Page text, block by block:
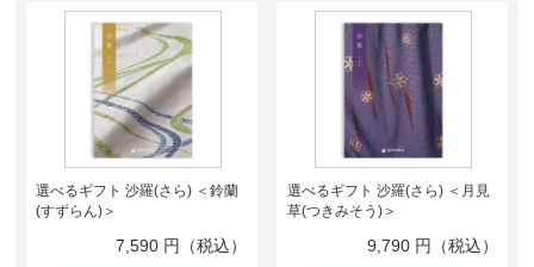
選べるギフト 沙羅(さら) ＜鈴蘭
(すずらん)＞
7,590 円（税込）
選べるギフト 沙羅(さら) ＜月見
草(つきみそう)＞
9,790 円（税込）